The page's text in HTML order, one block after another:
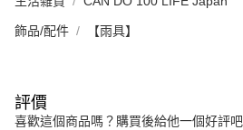
飾品/配件 【雨具】
評價
喜歡這個商品嗎？購買後給他一個好評吧